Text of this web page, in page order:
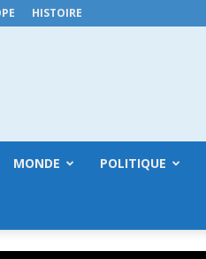
HISTOIRE
MONDE POLITIQUE